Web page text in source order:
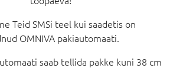
Teid SMSi teel kui saadetis on
OMNIVA pakiautomaati.
saab tellida pakke kuni 38 cm